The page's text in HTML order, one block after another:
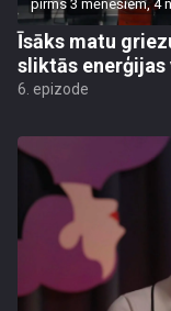
pirms 3 mēnešiem, 4
Īsāks matu
sliktās enerģijas
6. epizode